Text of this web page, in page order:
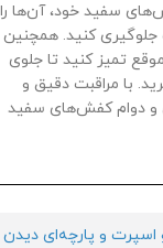
سفید خود، آن‌ها را
کنید. همچنین
تمیز کنید تا جلوی
با مراقبت دقیق و
و دوام کفش‌های سفید
و پارچه‌ای دیدن